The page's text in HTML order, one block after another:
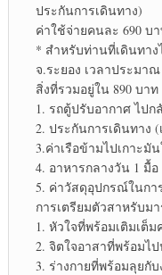
ประกันการเดินทาง)
ค่าใช้จ่ายคนละ 690 บ
* สำหรับท่านที่เดินทาง
จ.ระยอง เวลาประมาณ
สิ่งที่รวมอยู่ใน 890 บาท
1. รถตู้ปรับอากาศ ไปก
2. ประกันการเดินทาง
3.ค่าเรือข้ามไปเกาะมั
4. อาหารกลางวัน 1 มื้อ
5. ค่าวัสดุอุปกรณ์ในกา
การเตรียมตัวสาหรับม
1. หัวใจที่พร้อมเติมเต็
2. จิตใจอาสาที่พร้อมไ
3. ร่างกายที่พร้อมลุยกั